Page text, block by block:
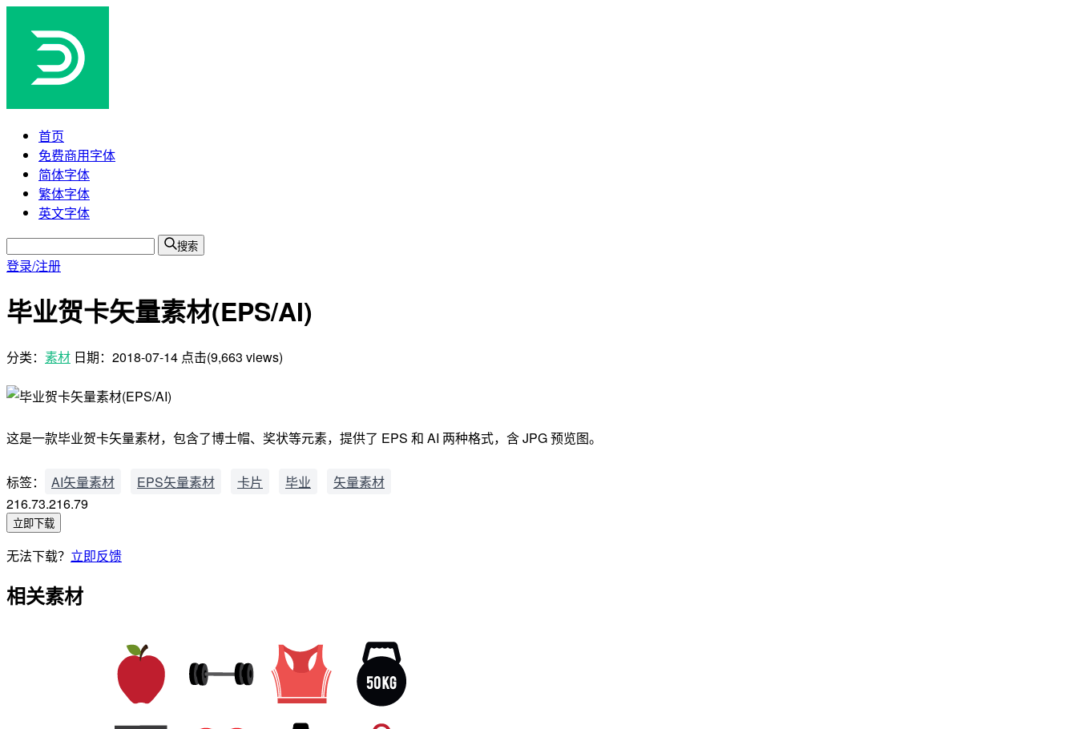
首页
免费商用字体
简体字体
繁体字体
英文字体
搜索
登录/注册
毕业贺卡矢量素材(EPS/AI)
分类： 素材 日期： 2018-07-14 点击(9,663 views)
这是一款毕业贺卡矢量素材，包含了博士帽、奖状等元素，提供了 EPS 和 AI 两种格式，含 JPG 预览图。
标签： AI矢量素材 EPS矢量素材 卡片 毕业
矢量素材
216.73.216.79
立即下载
无法下载？ 立即反馈
相关素材